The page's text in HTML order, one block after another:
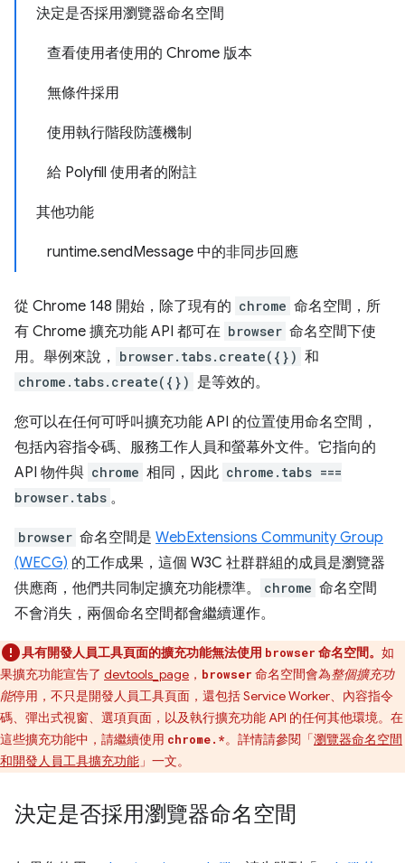
決定是否採用瀏覽器命名空間
查看使用者使用的 Chrome 版本
無條件採用
使用執行階段防護機制
給 Polyfill 使用者的附註
其他功能
runtime.sendMessage 中的非同步回應
從 Chrome 148 開始，除了現有的 chrome 命名空間，所
有 Chrome 擴充功能 API 都可在 browser 命名空間下使
用。舉例來說，
browser.tabs.create({}) 和
chrome.tabs.create({}) 是等效的。
您可以在任何可呼叫擴充功能 API 的位置使用命名空間，
包括內容指令碼、服務工作人員和螢幕外文件。它指向的
API 物件與 chrome 相同，因此 chrome.tabs ===
browser.tabs 。
browser 命名空間是 WebExtensions Community Group
(WECG) 的工作成果，這個 W3C 社群群組的成員是瀏覽器
供應商，他們共同制定擴充功能標準。
chrome 命名空間
不會消失，兩個命名空間都會繼續運作。
具有開發人員工具頁面的擴充功能無法使用 browser 命名空間。 如
果擴充功能宣告了 devtools_page ， browser 命名空間會為整個擴充功
能停用，不只是開發人員工具頁面，還包括 Service Worker、內容指令
碼、彈出式視窗、選項頁面，以及執行擴充功能 API 的任何其他環境。在
這些擴充功能中，請繼續使用 chrome.*。詳情請參閱「瀏覽器命名空間
和開發人員工具擴充功能 」一文。
決定是否採用瀏覽器命名空間